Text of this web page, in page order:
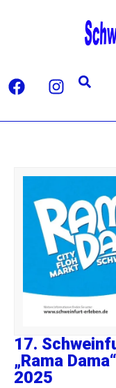
17.
„Rama
2025